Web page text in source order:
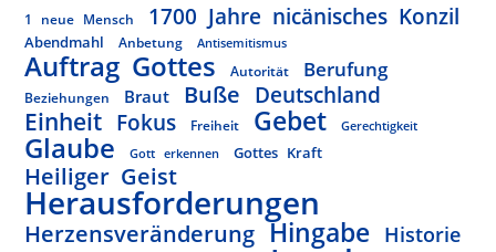
1 neue Mensch 1700 Jahre nicänisches Konzil
Abendmahl Anbetung Antisemitismus
Auftrag Gottes Autorität Berufung
Beziehungen Braut Buße Deutschland
Einheit Fokus Freiheit Gebet Gerechtigkeit
Glaube Gott erkennen Gottes Kraft
Heiliger Geist
Herausforderungen
Herzensveränderung Hingabe Historie